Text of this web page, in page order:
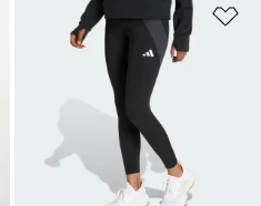
Aggiungi alla lista dei desideri